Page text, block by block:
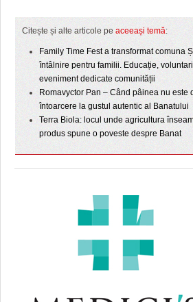
Citește și alte articole pe aceeași temă:
Family Time Fest a transformat comuna
întâlnire pentru familii. Educație,
eveniment dedicate comunității
Romavyctor Pan – Când pâinea nu este
întoarcere la gustul autentic al Banatului
Terra Biola: locul unde agricultura
produs spune o poveste despre Banat